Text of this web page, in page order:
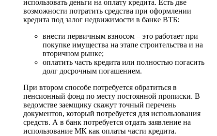
использовать деньги на оплату кредита. Есть две
возможности потратить средства при оформлении
кредита под залог недвижимости в банке ВТБ:
внести первичным взносом – это работает при
покупке имущества на этапе строительства и на
вторичном рынке;
оплатить часть кредита или полностью погасить
долг досрочным погашением.
При втором способе потребуется обратиться в
пенсионный фонд по месту постоянной прописки. В
ведомстве заемщику скажут точный перечень
документов, который потребуется для использования
средств. А в банк потребуется отдать заявление на
использование МК как оплаты части кредита.